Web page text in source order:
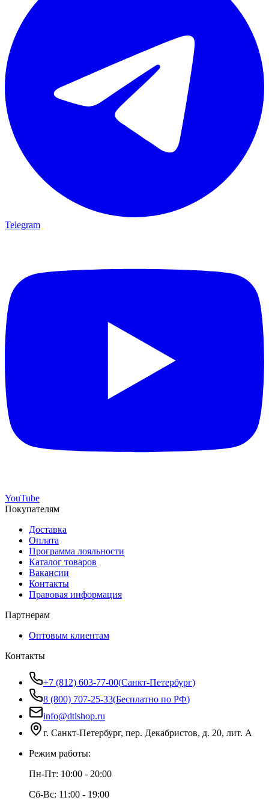
Telegram
YouTube
Покупателям
Доставка
Оплата
Программа лояльности
Каталог товаров
Вакансии
Контакты
Правовая информация
Партнерам
Оптовым клиентам
Контакты
+7 (812) 603-77-00(Санкт-Петербург)
8 (800) 707-25-33(Бесплатно по РФ)
info@dtlshop.ru
г. Санкт-Петербург, пер. Декабристов, д. 20, лит. А
Режим работы:
Пн-Пт: 10:00 - 20:00
Сб-Вс: 11:00 - 19:00